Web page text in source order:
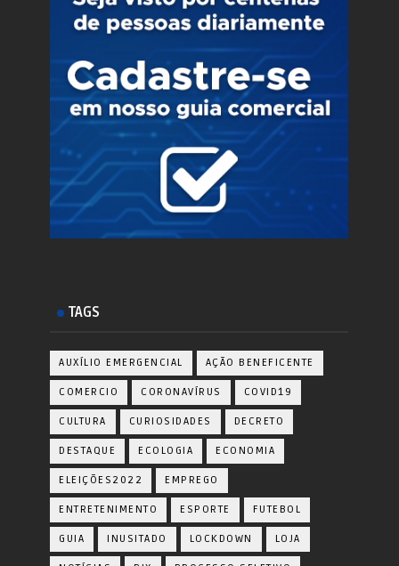
TAGS
AUXÍLIO EMERGENCIAL AÇÃO BENEFICENTE
COMERCIO CORONAVÍRUS COVID19
CULTURA CURIOSIDADES DECRETO
DESTAQUE ECOLOGIA ECONOMIA
ELEIÇÕES2022 EMPREGO
ENTRETENIMENTO ESPORTE FUTEBOL
GUIA INUSITADO LOCKDOWN LOJA